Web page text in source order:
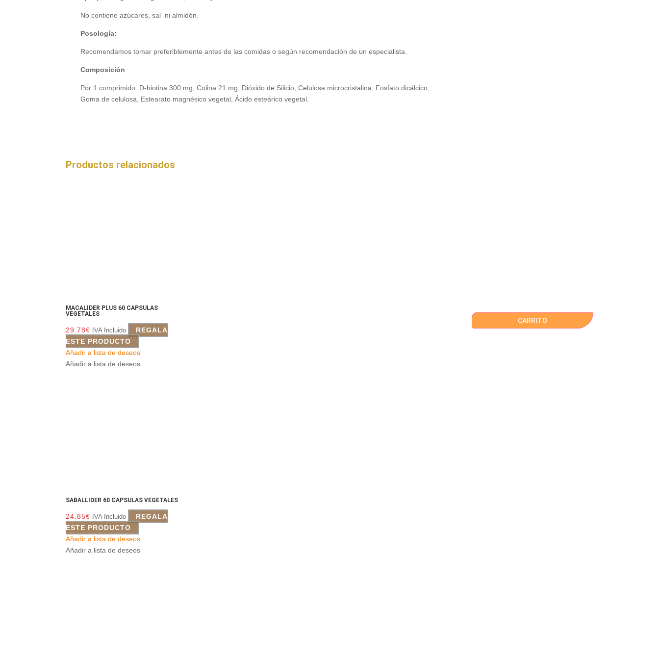
No contiene azúcares, sal ni almidón.
Posología:
Recomendamos tomar preferiblemente antes de las comidas o según recomendación de un especialista.
Composición
Por 1 comprimido: D-biotina 300 mg, Colina 21 mg, Dióxido de Silicio, Celulosa microcristalina, Fosfato dicálcico,
Goma de celulosa, Estearato magnésico vegetal, Ácido esteárico vegetal.
Productos relacionados
MACALIDER PLUS 60 CAPSULAS
VEGETALES
29.78€ IVA Incluido
REGALA
ESTE PRODUCTO
Añadir a lista de deseos
Añadir a lista de deseos
SABALLIDER 60 CAPSULAS VEGETALES
24.85€ IVA Incluido
REGALA
ESTE PRODUCTO
Añadir a lista de deseos
Añadir a lista de deseos
CARRITO